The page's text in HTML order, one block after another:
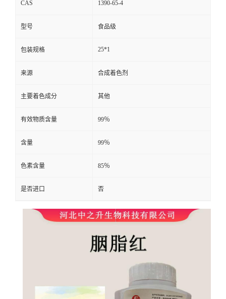
CAS 1390-65-4
型号 食品级
包装规格 25*1
来源 合成着色剂
主要着色成分 其他
有效物质含量 99％
含量 99％
色素含量 85％
是否进口 否